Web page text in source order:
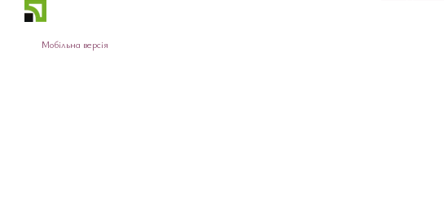
Мобільна версія